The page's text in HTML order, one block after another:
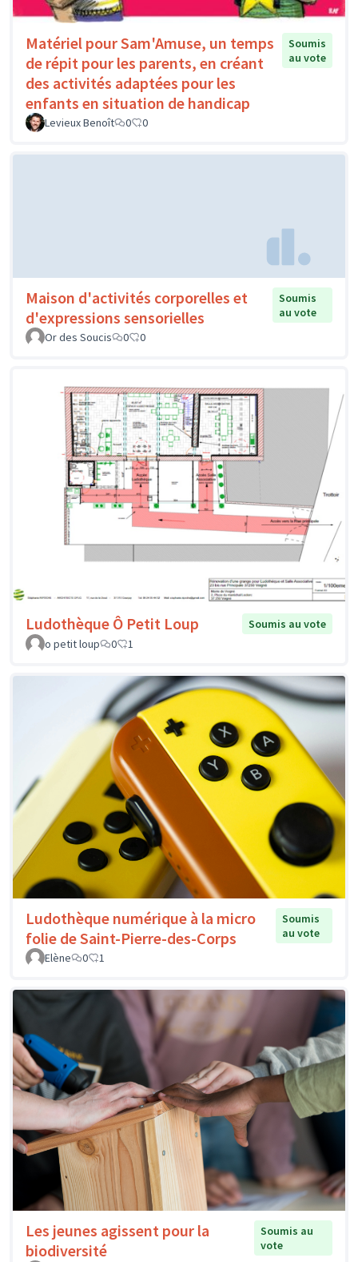
Matériel pour Sam'Amuse, un temps
de répit pour les parents, en créant
des activités adaptées pour les
enfants en situation de handicap
Soumis
au vote
Levieux Benoît 0 0
Maison d'activités corporelles et
d'expressions sensorielles
Soumis
au vote
Or des Soucis
0 0
Ludothèque Ô Petit Loup
Soumis au vote
o petit loup
0 1
Ludothèque numérique à la micro
folie de Saint-Pierre-des-Corps
Soumis
au vote
Elène
0 1
Les jeunes agissent pour la
biodiversité
Soumis au
vote